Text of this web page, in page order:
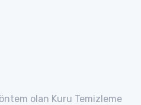
olan Kuru Temizleme